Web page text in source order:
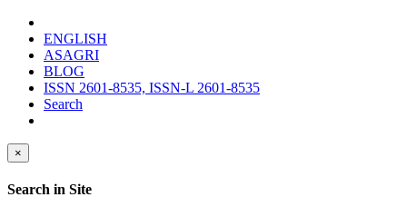
ENGLISH
ASAGRI
BLOG
ISSN 2601-8535, ISSN-L 2601-8535
Search
×
Search in Site